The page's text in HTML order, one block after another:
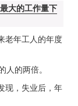
大的工作量下
老年工人的年度
的两倍。
，失业后，年